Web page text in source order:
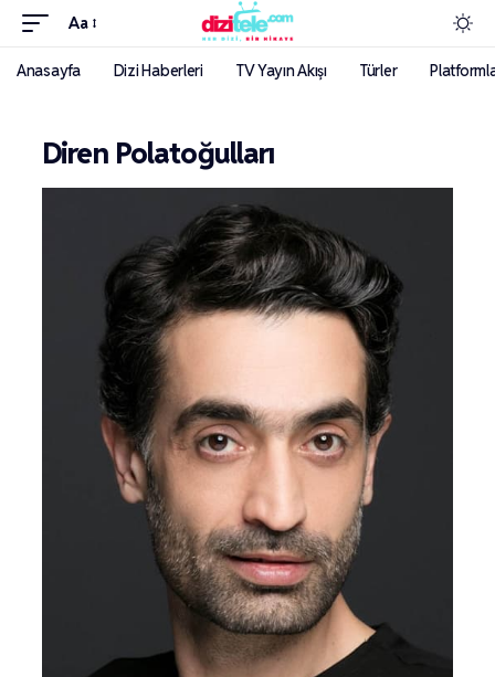
Aa
Anasayfa Dizi Haberleri TV Yayın Akışı Türler
Diren Polatoğulları